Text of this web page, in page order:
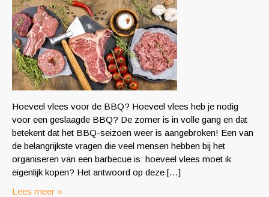
Hoeveel vlees voor de BBQ? Hoeveel vlees heb je nodig
voor een geslaagde BBQ? De zomer is in volle gang en dat
betekent dat het BBQ-seizoen weer is aangebroken! Een van
de belangrijkste vragen die veel mensen hebben bij het
organiseren van een barbecue is: hoeveel vlees moet ik
eigenlijk kopen? Het antwoord op deze […]
Lees meer »